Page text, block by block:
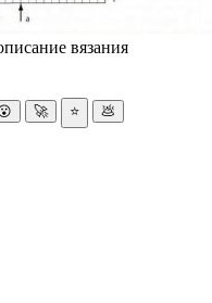
вязания
🚀 ⭐ 💩